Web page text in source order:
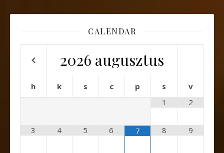
CALENDAR
2026 augusztus
h k s c p s
v
1
2
3 4 5 6 7 8 9